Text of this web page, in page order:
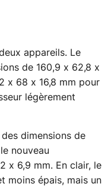
appareils. Le
de 160,9 x 62,8 x
x 68 x 16,8 mm pour
légèrement
dimensions de
nouveau
x 6,9 mm. En clair, le
moins épais, mais un